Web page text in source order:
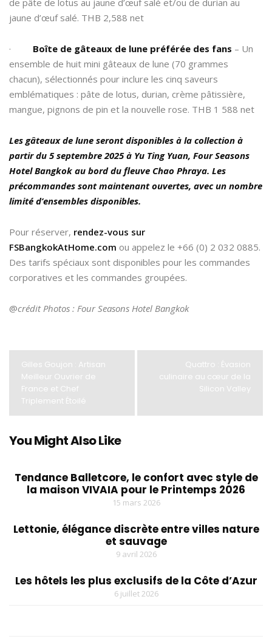
jaune d’œuf salé. THB 2,588 net
· Boîte de gâteaux de lune préférée des fans – Un
ensemble de huit mini gâteaux de lune (70 grammes
chacun), sélectionnés pour inclure les cinq saveurs
emblématiques : pâte de lotus, durian, crème pâtissière,
mangue, pignons de pin et la nouvelle rose. THB 1 588 net
Les gâteaux de lune seront disponibles à la collection à
partir du 5 septembre 2025 à Yu Ting Yuan, Four Seasons
Hotel Bangkok au bord du fleuve Chao Phraya. Les
précommandes sont maintenant ouvertes, avec un nombre
limité d’ensembles disponibles.
Pour réserver, rendez-vous sur
FSBangkokAtHome.com ou appelez le +66 (0) 2 032 0885.
Des tarifs spéciaux sont disponibles pour les commandes
corporatives et les commandes groupées.
@crédit Photos : Four Seasons Hotel Bangkok
Gilles Goujon : Artisan
Meilleur Ouvrier de
France et Chef
Triplement Étoilé
Quattro : Évasion
culinaire au cœur de la
Silicon Valley
You Might Also Like
Tendance Balletcore, le confort avec style de
la maison VIVAIA pour le Printemps 2026
15 mars 2026
Lettonie, élégance discrète entre villes nature
et sauvage
9 avril 2026
Les hôtels les plus exclusifs de la Côte d’Azur
6 juillet 2026